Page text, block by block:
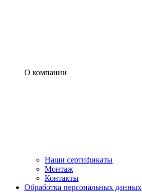
О компании
Наши сертификаты
Монтаж
Контакты
Обработка персональных данных